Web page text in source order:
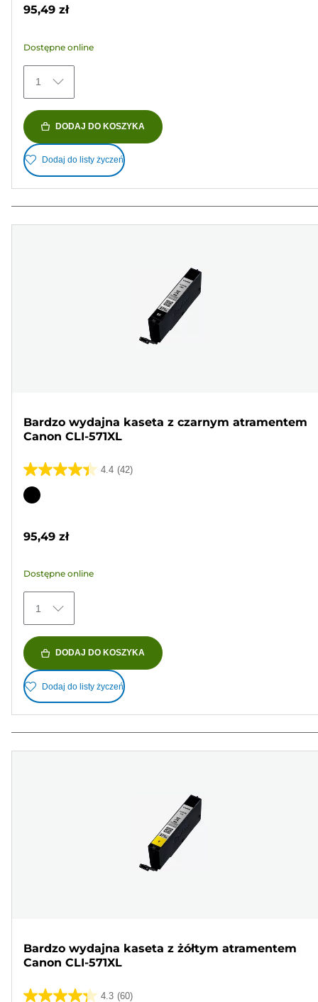
242
95,49 zł
Dostępne online
1
DODAJ DO KOSZYKA
Dodaj do listy życzeń
Bardzo wydajna kaseta z czarnym atramentem
Canon CLI-571XL
4.4 (42)
4.4
na
42
Wkład
95,49 zł
Dostępne online
1
DODAJ DO KOSZYKA
Dodaj do listy życzeń
Bardzo wydajna kaseta z żółtym atramentem
Canon CLI-571XL
4.3 (60)